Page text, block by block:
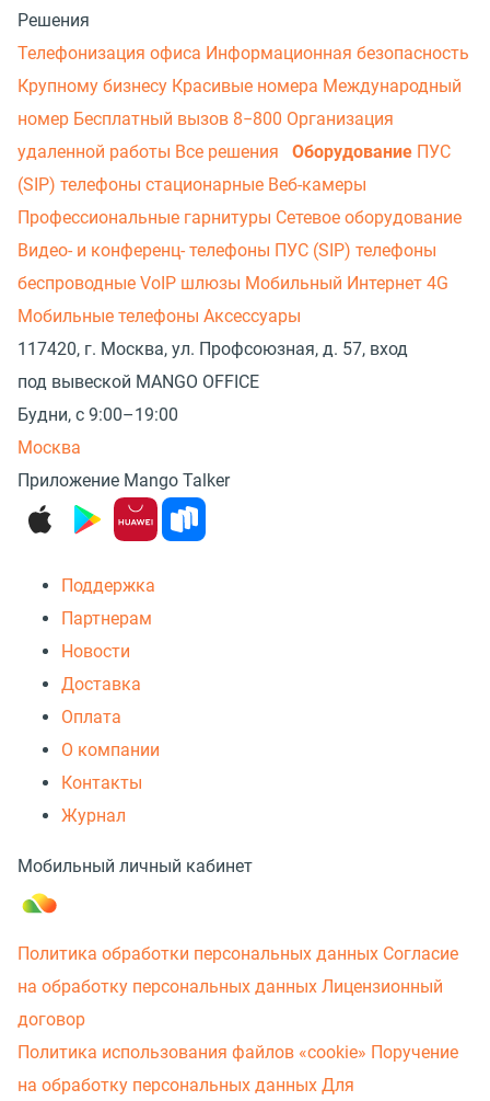
Решения
Телефонизация офиса Информационная безопасность
Крупному бизнесу Красивые номера Международный
номер Бесплатный вызов 8−800 Организация
удаленной работы Все решения Оборудование ПУС
(SIP) телефоны стационарные Веб-камеры
Профессиональные гарнитуры Сетевое оборудование
Видео- и конференц- телефоны ПУС (SIP) телефоны
беспроводные VoIP шлюзы Мобильный Интернет 4G
Мобильные телефоны Аксессуары
117420, г. Москва, ул. Профсоюзная, д. 57, вход
под вывеской MANGO OFFICE
Будни, с 9:00–19:00
Москва
Приложение Mango Talker
Поддержка
Партнерам
Новости
Доставка
Оплата
О компании
Контакты
Журнал
Мобильный личный кабинет
Политика обработки персональных данных Согласие
на обработку персональных данных Лицензионный
договор
Политика использования файлов «cookie» Поручение
на обработку персональных данных Для